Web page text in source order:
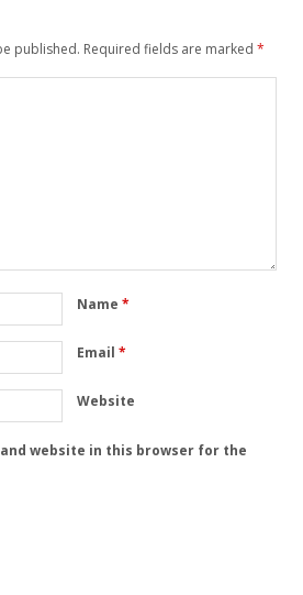
published. Required fields are marked *
Name *
Email *
Website
and website in this browser for the